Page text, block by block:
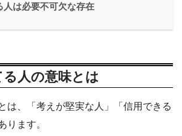
人は必要不可欠な存在
人の意味とは
は、「考えが堅実な人」「信用できる
ります。